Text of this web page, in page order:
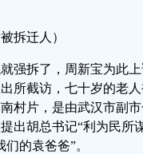
拆迁人）
强拆了，周新宝为此
所截访，七十岁的老
村片，是由武汉市副
出胡总书记“利为民所
的袁爸爸”。